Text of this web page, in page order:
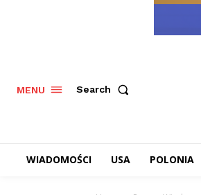
MENU Search
WIADOMOŚCI USA POLONIA